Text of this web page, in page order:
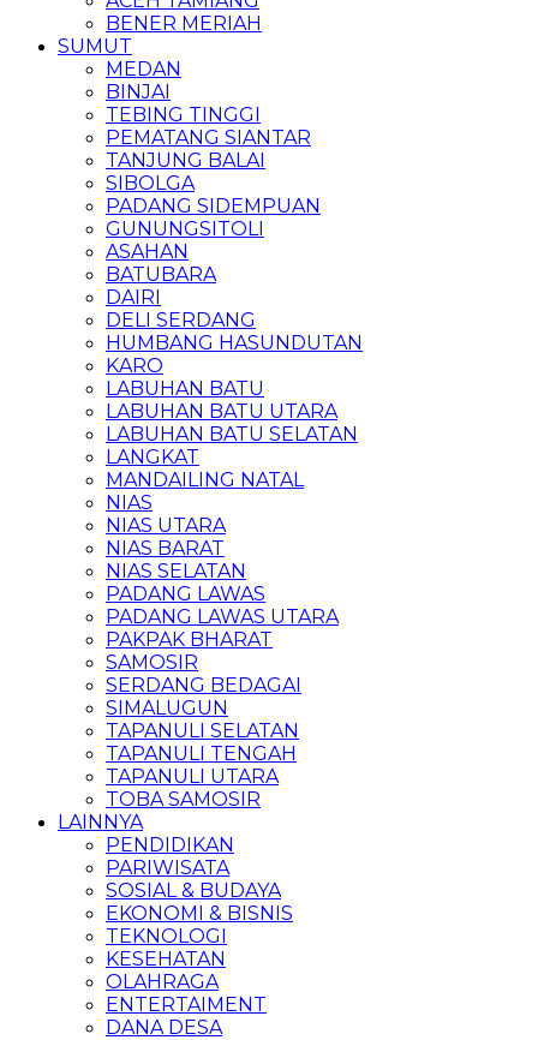
BENER MERIAH
SUMUT
MEDAN
BINJAI
TEBING TINGGI
PEMATANG SIANTAR
TANJUNG BALAI
SIBOLGA
PADANG SIDEMPUAN
GUNUNGSITOLI
ASAHAN
BATUBARA
DAIRI
DELI SERDANG
HUMBANG HASUNDUTAN
KARO
LABUHAN BATU
LABUHAN BATU UTARA
LABUHAN BATU SELATAN
LANGKAT
MANDAILING NATAL
NIAS
NIAS UTARA
NIAS BARAT
NIAS SELATAN
PADANG LAWAS
PADANG LAWAS UTARA
PAKPAK BHARAT
SAMOSIR
SERDANG BEDAGAI
SIMALUGUN
TAPANULI SELATAN
TAPANULI TENGAH
TAPANULI UTARA
TOBA SAMOSIR
LAINNYA
PENDIDIKAN
PARIWISATA
SOSIAL & BUDAYA
EKONOMI & BISNIS
TEKNOLOGI
KESEHATAN
OLAHRAGA
ENTERTAIMENT
DANA DESA